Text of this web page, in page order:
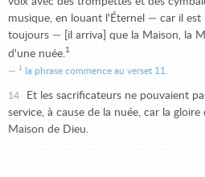
musique, en louant l'Éternel — car il
toujours — [il arriva] que la Maison, la
d'une nuée.1
1 la phrase commence au verset 11.
14
Et les sacrificateurs ne pouvaient
service, à cause de la nuée, car la
Maison de Dieu.